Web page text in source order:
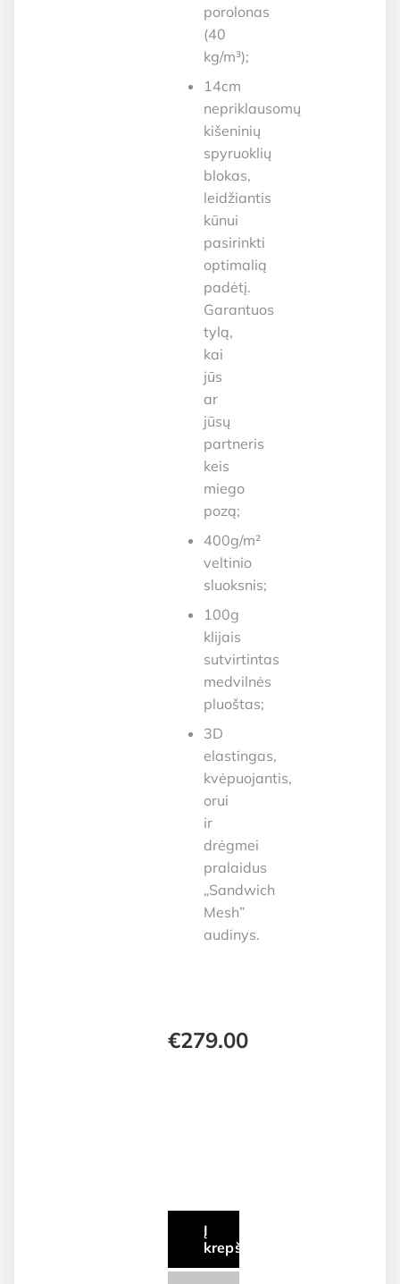
porolonas
(40
kg/m³);
14cm
nepriklausomų
kišeninių
spyruoklių
blokas,
leidžiantis
kūnui
pasirinkti
optimalią
padėtį.
Garantuos
tylą,
kai
jūs
ar
jūsų
partneris
keis
miego
pozą;
400g/m²
veltinio
sluoksnis;
100g
klijais
sutvirtintas
medvilnės
pluoštas;
3D
elastingas,
kvėpuojantis,
orui
ir
drėgmei
pralaidus
„Sandwich
Mesh”
audinys.
€279.00
Į
krepšelį